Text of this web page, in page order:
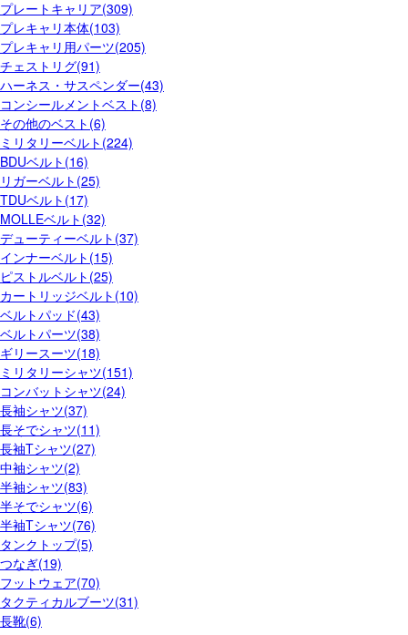
プレートキャリア(309)
プレキャリ本体(103)
プレキャリ用パーツ(205)
チェストリグ(91)
ハーネス・サスペンダー(43)
コンシールメントベスト(8)
その他のベスト(6)
ミリタリーベルト(224)
BDUベルト(16)
リガーベルト(25)
TDUベルト(17)
MOLLEベルト(32)
デューティーベルト(37)
インナーベルト(15)
ピストルベルト(25)
カートリッジベルト(10)
ベルトパッド(43)
ベルトパーツ(38)
ギリースーツ(18)
ミリタリーシャツ(151)
コンバットシャツ(24)
長袖シャツ(37)
長そでシャツ(11)
長袖Tシャツ(27)
中袖シャツ(2)
半袖シャツ(83)
半そでシャツ(6)
半袖Tシャツ(76)
タンクトップ(5)
つなぎ(19)
フットウェア(70)
タクティカルブーツ(31)
長靴(6)